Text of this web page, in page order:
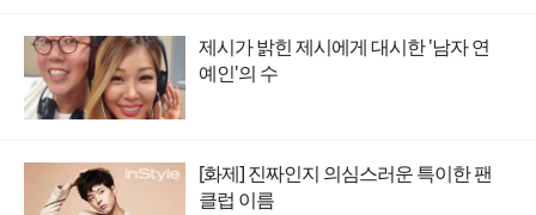
제시가 밝힌 제시에게 대시한 '남자 연
예인'의 수
[화제] 진짜인지 의심스러운 특이한 팬
클럽 이름